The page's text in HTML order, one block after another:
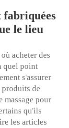
fabriquées
le lieu
acheter des
quel point
s'assurer
de
massage pour
qu'ils
les articles